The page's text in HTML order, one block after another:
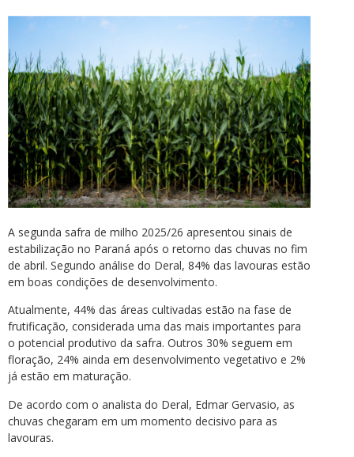
A segunda safra de milho 2025/26 apresentou sinais de
estabilização no Paraná após o retorno das chuvas no fim
de abril. Segundo análise do Deral, 84% das lavouras estão
em boas condições de desenvolvimento.
Atualmente, 44% das áreas cultivadas estão na fase de
frutificação, considerada uma das mais importantes para
o potencial produtivo da safra. Outros 30% seguem em
floração, 24% ainda em desenvolvimento vegetativo e 2%
já estão em maturação.
De acordo com o analista do Deral, Edmar Gervasio, as
chuvas chegaram em um momento decisivo para as
lavouras.